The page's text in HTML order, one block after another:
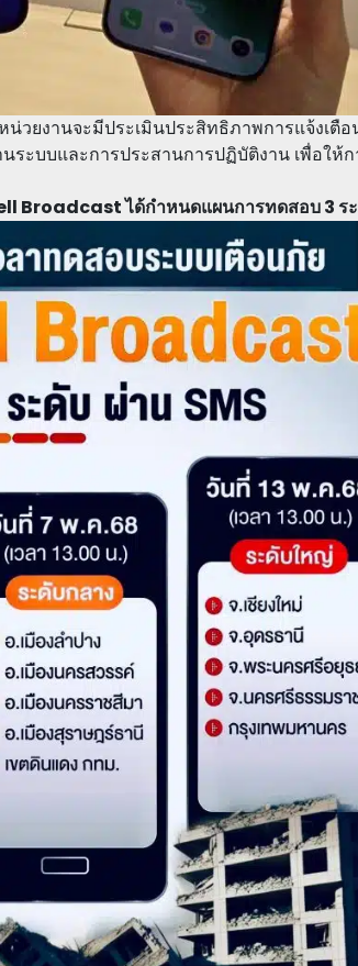
วยงานจะมีประเมินประสิทธิภาพการแจ้งเตื
ะบบและการประสานการปฏิบัติงาน เพื่อให้ก
Broadcast ได้กำหนดแผนการทดสอบ 3 ร